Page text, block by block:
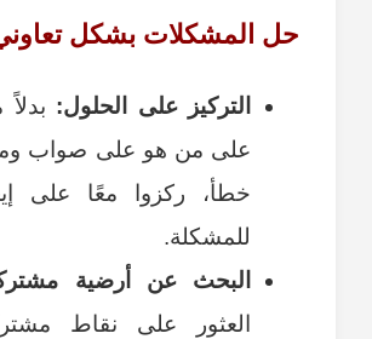
حل المشكلات بشكل
التركيز على الحلول: بدلاً
على من هو على صواب
خطأ، ركزوا معًا على
للمشكلة.
البحث عن أرضية
العثور على نقاط